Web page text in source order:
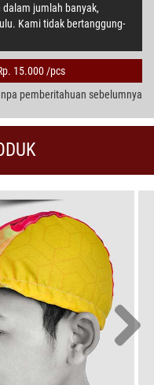
jumlah banyak,
Kami tidak bertanggung-
15.000 /pcs
pemberitahuan sebelumnya